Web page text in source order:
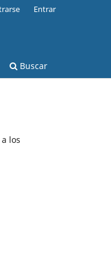
Buscar
Entrar
los